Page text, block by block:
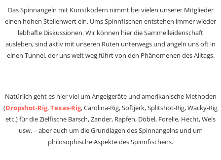
Das Spinnangeln mit Kunstködern nimmt bei vielen unserer Mitglieder
einen hohen Stellenwert ein. Ums Spinnfischen entstehen immer wieder
lebhafte Diskussionen. Wir können hier die Sammelleidenschaft
ausleben, sind aktiv mit unseren Ruten unterwegs und angeln uns oft in
einen Tunnel, der uns weit weg führt von den Phänomenen des Alltags.
Natürlich geht es hier viel um Angelgeräte und amerikanische Methoden
(Dropshot-Rig,Texas-Rig, Carolina-Rig, Softjerk, Splitshot-Rig, Wacky-Rig
etc.) für die Zielfische Barsch, Zander, Rapfen, Döbel, Forelle, Hecht, Wels
usw. – aber auch um die Grundlagen des Spinnangelns und um
philosophische Aspekte des Spinnfischens.